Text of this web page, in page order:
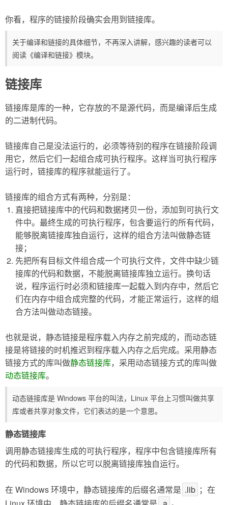
你看，程序的链接阶段确实会用到链接库。
关于编译和链接的具体细节，不再深入讲解，感兴趣的读者可以
阅读《编译和链接》模块。
链接库
链接库是库的一种，它存放的不是源代码，而是编译后生成
的二进制代码。
链接库自己是没法运行的，必须等待别的程序在链接阶段调
用它，然后它们一起组合成可执行程序。这样当可执行程序
运行时，链接库的程序就能运行了。
链接库的组合方式有两种，分别是：
直接把链接库中的代码和数据拷贝一份，添加到可执行文
件中。最终生成的可执行程序，包含要运行的所有代码，
能够脱离链接库独自运行，这样的组合方法叫做静态链
接；
先把所有目标文件组合成一个可执行文件，文件中缺少链
接库的代码和数据，不能脱离链接库独立运行。换句话
说，程序运行时必须和链接库一起载入到内存中，然后它
们在内存中组合成完整的代码，才能正常运行，这样的组
合方法叫做动态链接。
也就是说，静态链接是程序载入内存之前完成的，而动态链
接是将链接的时机推迟到程序载入内存之后完成。采用静态
链接方式的库叫做静态链接库，采用动态链接方式的库叫做
动态链接库。
动态链接库是 Windows 平台的叫法，Linux 平台上习惯叫做共享
库或者共享对象文件，它们表达的是一个意思。
静态链接库
调用静态链接库生成的可执行程序，程序中包含链接库所有
的代码和数据，所以它可以脱离链接库独自运行。
在 Windows 环境中，静态链接库的后缀名通常是 .lib ；在